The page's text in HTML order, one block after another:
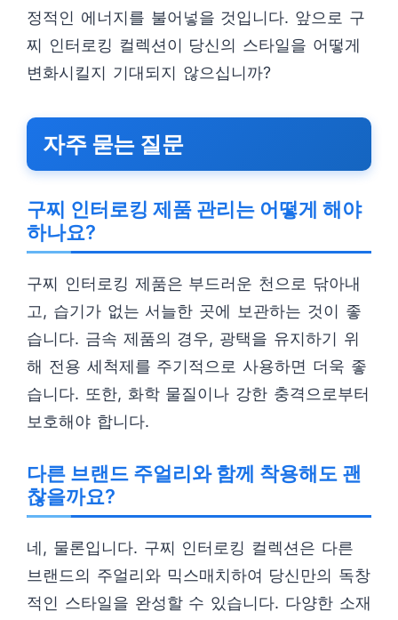
정적인 에너지를 불어넣을 것입니다. 앞으로 구
찌 인터로킹 컬렉션이 당신의 스타일을 어떻게
변화시킬지 기대되지 않으십니까?
자주 묻는 질문
구찌 인터로킹 제품 관리는 어떻게 해야
하나요?
구찌 인터로킹 제품은 부드러운 천으로 닦아내
고, 습기가 없는 서늘한 곳에 보관하는 것이 좋
습니다. 금속 제품의 경우, 광택을 유지하기 위
해 전용 세척제를 주기적으로 사용하면 더욱 좋
습니다. 또한, 화학 물질이나 강한 충격으로부터
보호해야 합니다.
다른 브랜드 주얼리와 함께 착용해도 괜
찮을까요?
네, 물론입니다. 구찌 인터로킹 컬렉션은 다른
브랜드의 주얼리와 믹스매치하여 당신만의 독창
적인 스타일을 완성할 수 있습니다. 다양한 소재